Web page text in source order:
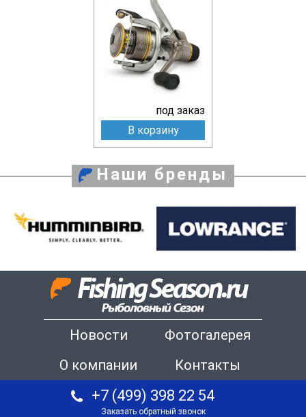
под заказ
В корзину
Наши бренды
Новости
Фотогалерея
О компании
Контакты
+7 (499) 398 22 54
Заказать обратный звонок